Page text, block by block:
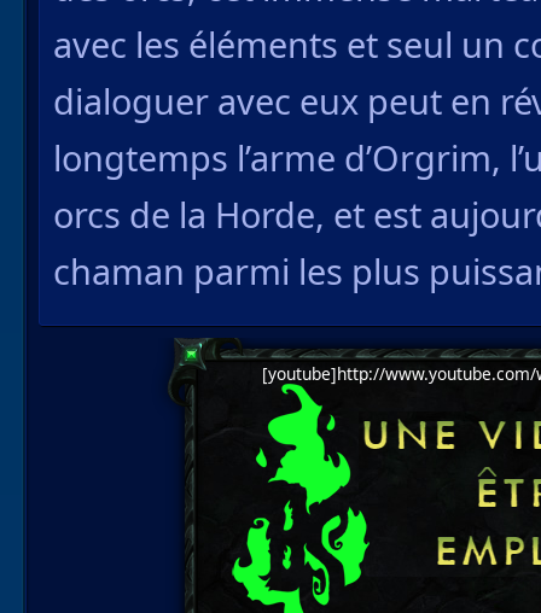
avec les éléments et seul un
dialoguer avec eux peut en
longtemps l’arme d’Orgrim,
orcs de la Horde, et est
chaman parmi les plus
[youtube]http://